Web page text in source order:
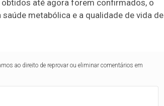
até agora forem confirmados, o
metabólica e a qualidade de vida de
ao direito de reprovar ou eliminar comentários em